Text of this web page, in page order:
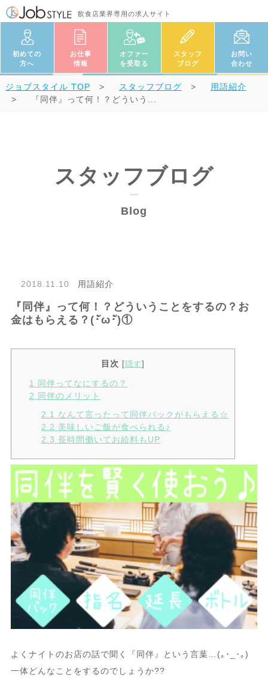
飲食店業界専用の求人サイト
初めての
方へ
お仕事
情報
オファー
を受取る
スタッフ
ブログ
お問い
合わせ
ジョブスタイル TOP スタッフブログ
用語紹介
『同伴』って何！？どういう...
スタッフブログ
Blog
2018.11.10 用語紹介
『同伴』って何！？どういうことをするの？お
金はもらえる？(･ัω･ั)①
目次 [隠す]
1 同伴ってなにするの？
2 同伴のメリット
2.1 なんて言ったって同伴バックがもらえる☆
2.2 美味しいご飯が食べられる♪
2.3 長時間働いてお給料もUP
よくナイトのお店の話で聞く『同伴』という言葉…(｡･_･｡)
一体どんなことをするのでしょうか??